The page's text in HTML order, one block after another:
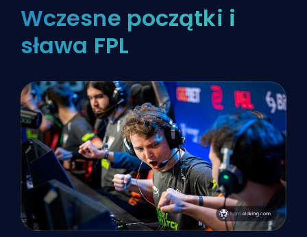
Wczesne początki i
sława FPL